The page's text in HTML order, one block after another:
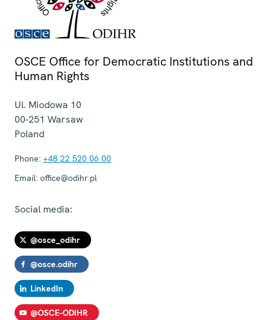
OSCE Office for Democratic Institutions and
Human Rights
Ul. Miodowa 10
00-251 Warsaw
Poland
Phone: +48 22 520 06 00
Email: office@odihr.pl
Social media:
@osce_odihr
@osce.odihr
LinkedIn
@OSCE-ODIHR